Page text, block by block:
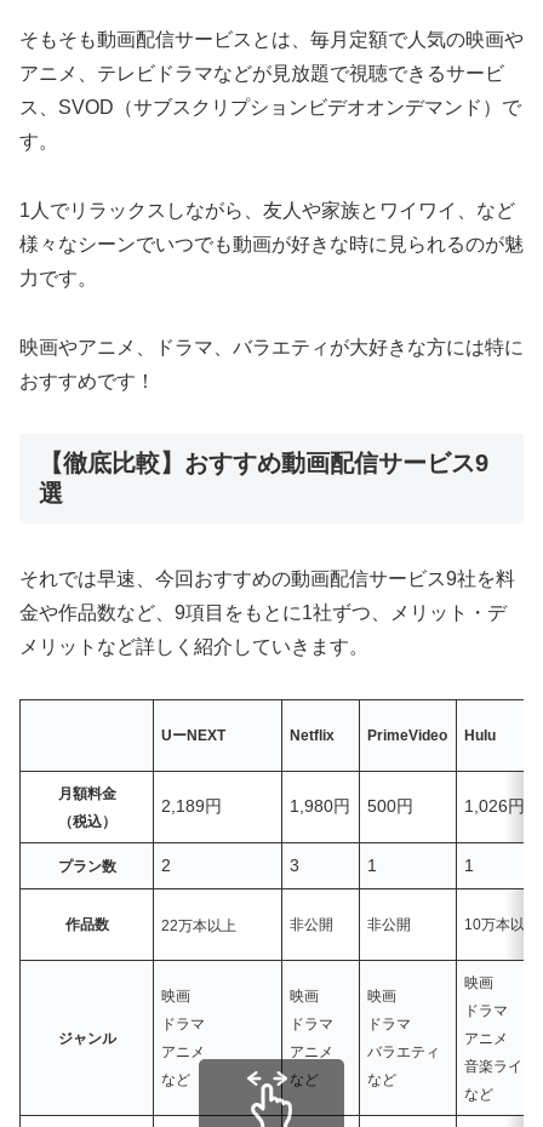
そもそも動画配信サービスとは、毎月定額で人気の映画や
アニメ、テレビドラマなどが見放題で視聴できるサービ
ス、SVOD（サブスクリプションビデオオンデマンド）で
す。
1人でリラックスしながら、友人や家族とワイワイ、など
様々なシーンでいつでも動画が好きな時に見られるのが魅
力です。
映画やアニメ、ドラマ、バラエティが大好きな方には特に
おすすめです！
【徹底比較】おすすめ動画配信サービス9
選
それでは早速、今回おすすめの動画配信サービス9社を料
金や作品数など、9項目をもとに1社ずつ、メリット・デ
メリットなど詳しく紹介していきます。
UーNEXT Netflix PrimeVideo Hulu
月額料金
（税込）
2,189円 1,980円 500円 1,026円
プラン数 2 3 1 1
作品数 22万本以上 非公開 非公開 10万本以上
ジャンル
映画
ドラマ
アニメ
など
映画
ドラマ
アニメ
など
映画
ドラマ
バラエティ
など
映画
ドラマ
アニメ
音楽ライブ
など